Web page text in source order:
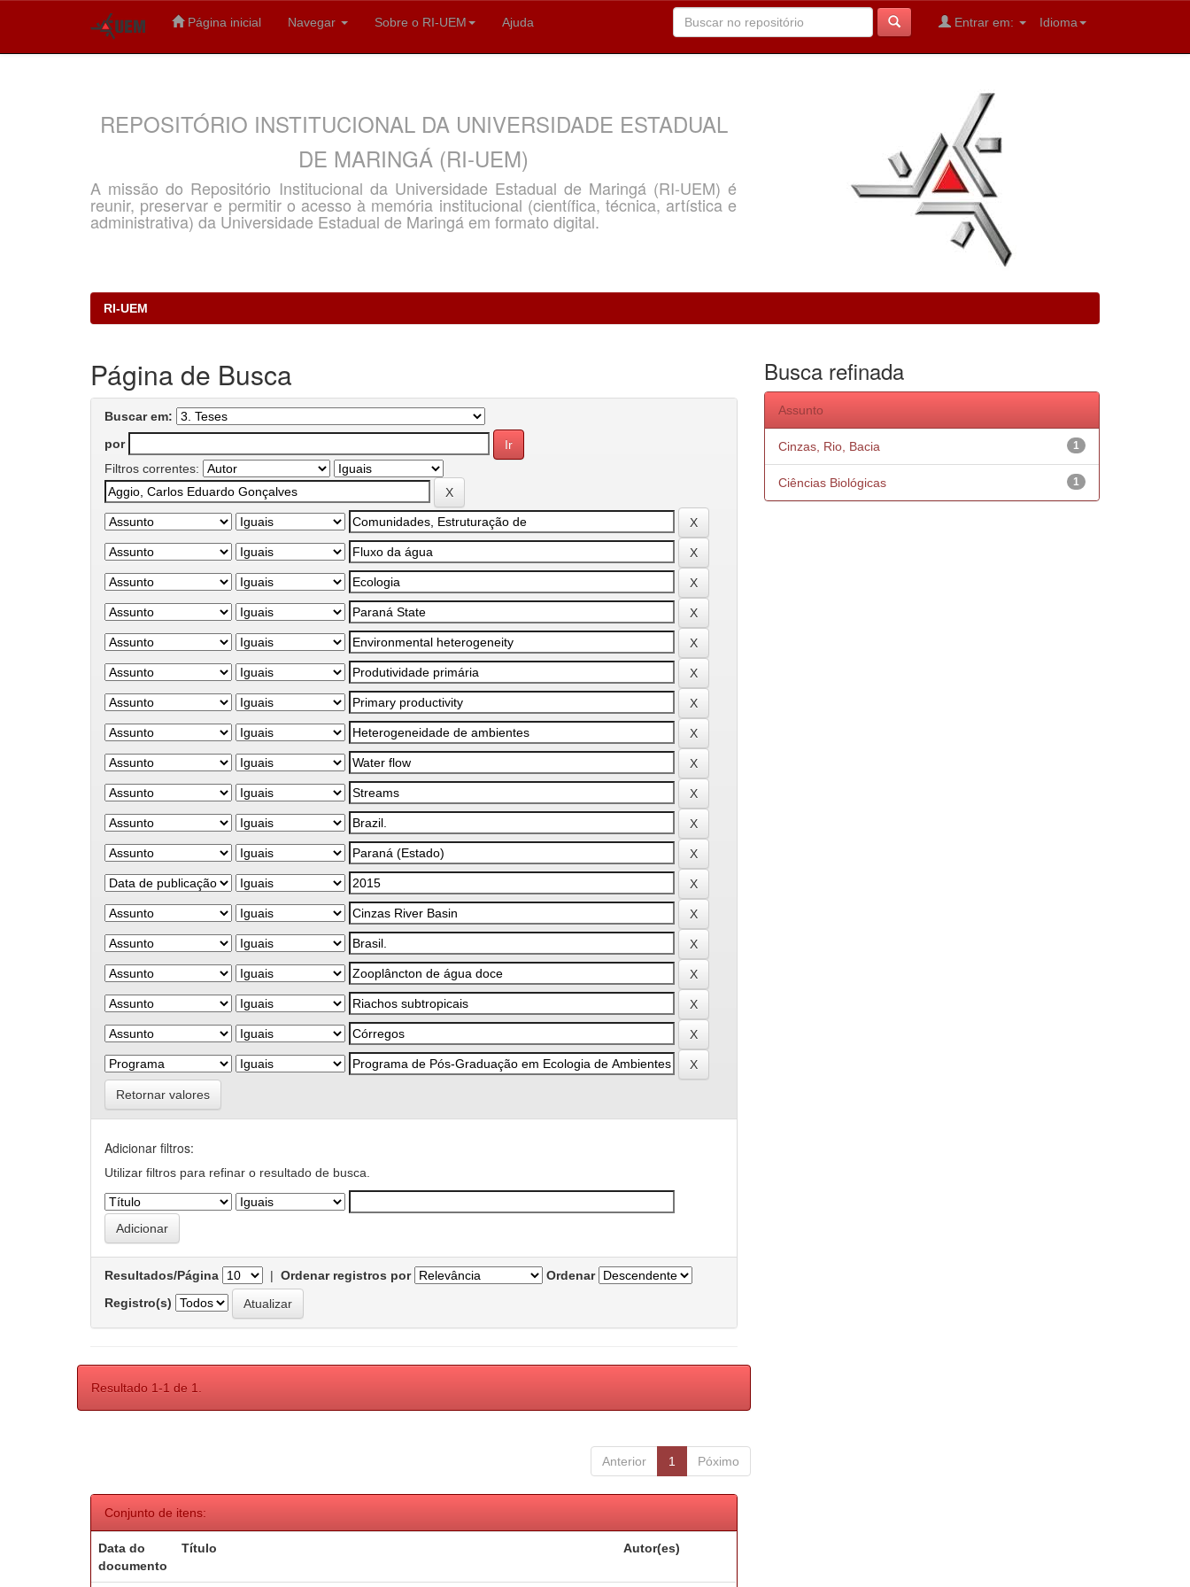
Página inicial Navegar Sobre o RI-UEM Ajuda Idioma
Entrar em:
REPOSITÓRIO INSTITUCIONAL DA UNIVERSIDADE ESTADUAL
DE MARINGÁ (RI-UEM)
A missão do Repositório Institucional da Universidade Estadual de Maringá (RI-UEM) é
reunir, preservar e permitir o acesso à memória institucional (científica, técnica, artística e
administrativa) da Universidade Estadual de Maringá em formato digital.
RI-UEM
Página de Busca
Buscar em:
por
Filtros correntes:
Retornar valores
Adicionar filtros:
Utilizar filtros para refinar o resultado de busca.
Resultados/Página | Ordenar registros por
Ordenar
Registro(s)
Resultado 1-1 de 1.
Anterior 1 Póximo
Conjunto de itens:
Data do
documento
Título Autor(es)
Busca refinada
Assunto
1
Cinzas, Rio, Bacia
1
Ciências Biológicas